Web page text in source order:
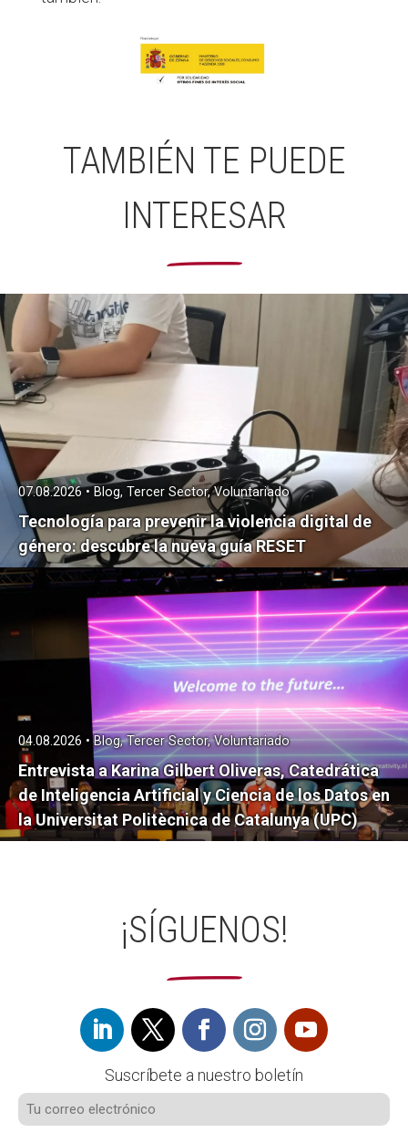
TAMBIÉN TE PUEDE
INTERESAR
Tecnología para prevenir la violencia digital de
género: descubre la nueva guía RESET
07.08.2026 • Blog, Tercer Sector, Voluntariado
Entrevista a Karina Gilbert Oliveras, Catedrática
de Inteligencia Artificial y Ciencia de los Datos en
la Universitat Politècnica de Catalunya (UPC)
04.08.2026 • Blog, Tercer Sector, Voluntariado
¡SÍGUENOS!
Suscríbete a nuestro boletín